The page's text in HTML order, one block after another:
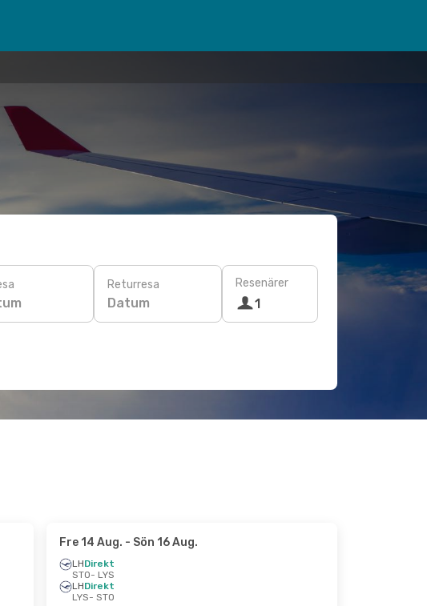
Returresa
Datum
Resenärer
1
Fre 14 Aug. - Sön 16 Aug.
LHDirekt
STO- LYS
LHDirekt
LYS- STO